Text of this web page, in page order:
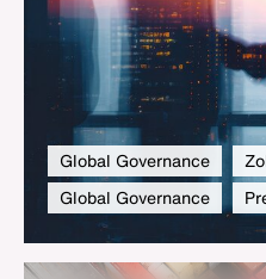
erschließen, Wertschöpfung
resilienter zu machen.
Zollpolitik entscheidend, um
zukunftsfähig zu gestalten.
Global Governance
Global Governance